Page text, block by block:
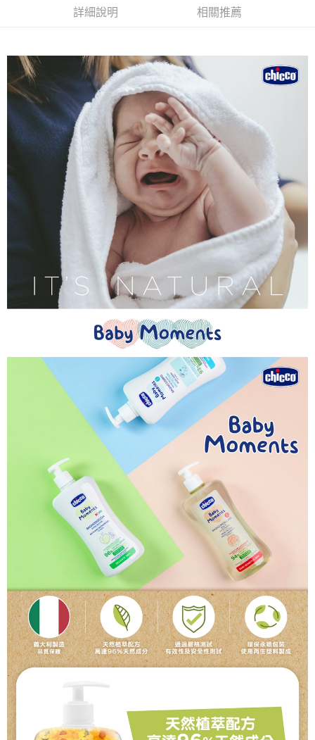
詳細說明 相關推薦